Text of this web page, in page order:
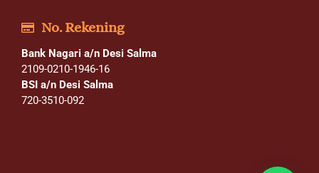
No. Rekening
Bank Nagari a/n Desi Salma
2109-0210-1946-16
BSI a/n Desi Salma
720-3510-092